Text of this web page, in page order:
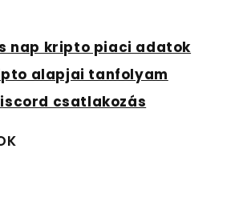
nap kripto piaci adatok
alapjai tanfolyam
csatlakozás